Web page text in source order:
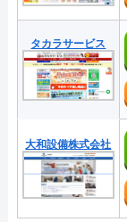
タカラサービス
大和設備株式会社